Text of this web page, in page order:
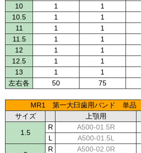
10
1 1
10.5
1 1
11
1 1
11.5
1 1
12
1 1
12.5
1 1
13
1 1
左右各
50 75
MR1 第一大臼歯用バンド 単品
サイズ
上顎用
1.5
R A500-01.5R
L
A500-01.5L
R A500-02.0R